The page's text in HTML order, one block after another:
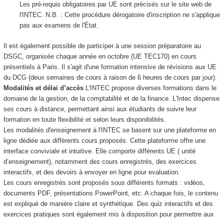
Les pré-requis obligatoires par UE sont précisés sur le site web de
l'INTEC. N.B. : Cette procédure dérogatoire d'inscription ne s'applique
pas aux examens de l'État.
Il est également possible de participer à une session préparatoire au
DSGC, organisée chaque année en octobre (UE TEC170) en cours
présentiels à Paris. Il s'agit d'une formation intensive de révisions aux UE
du DCG (deux semaines de cours à raison de 6 heures de cours par jour).
Modalités et délai d’accès L'INTEC propose diverses formations dans le
domaine de la gestion, de la comptabilité et de la finance. L'Intec dispense
ses cours à distance, permettant ainsi aux étudiants de suivre leur
formation en toute flexibilité et selon leurs disponibilités.
Les modalités d'enseignement à l'INTEC se basent sur une plateforme en
ligne dédiée aux différents cours proposés. Cette plateforme offre une
interface conviviale et intuitive. Elle comporte différents UE ( unité
d’enseignement), notamment des cours enregistrés, des exercices
interactifs, et des devoirs à envoyer en ligne pour evaluation.
Les cours enregistrés sont proposés sous différents formats : vidéos,
documents PDF, présentations PowerPoint, etc. A chaque fois, le contenu
est expliqué de manière claire et synthétique. Des quiz interactifs et des
exercices pratiques sont également mis à disposition pour permettre aux